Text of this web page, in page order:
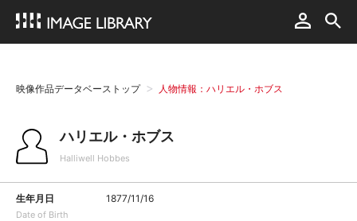
映像作品データベーストップ 人物情報：ハリエル・ホブス
ハリエル・ホブス
Halliwell Hobbes
生年月日
Date of Birth
1877/11/16